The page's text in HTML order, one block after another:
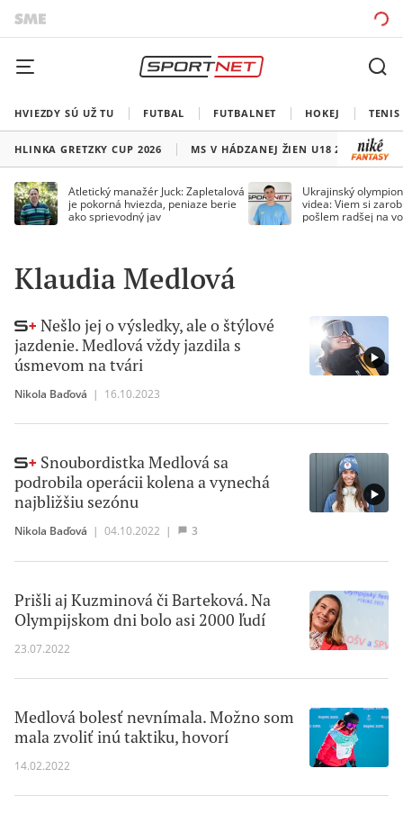
HVIEZDY SÚ UŽ TU FUTBAL FUTBALNET HOKEJ TENIS
HLINKA GRETZKY CUP 2026 MS V HÁDZANEJ ŽIEN U18 2026
Atletický manažér Juck: Zapletalová
je pokorná hviezda, peniaze berie
ako sprievodný jav
Ukrajinský
videa: Viem si
pošlem radšej na
Klaudia Medlová
Nešlo jej o výsledky, ale o štýlové
jazdenie. Medlová vždy jazdila s
úsmevom na tvári
Nikola Baďová | 16.10.2023
Snoubordistka Medlová sa
podrobila operácii kolena a vynechá
najbližšiu sezónu
Nikola Baďová | 04.10.2022 | 3
Prišli aj Kuzminová či Barteková. Na
Olympijskom dni bolo asi 2000 ľudí
23.07.2022
Medlová bolesť nevnímala. Možno som
mala zvoliť inú taktiku, hovorí
14.02.2022